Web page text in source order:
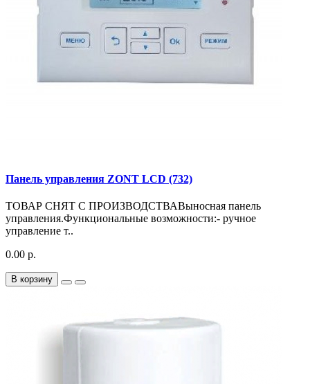
Панель управления ZONT LCD (732)
ТОВАР СНЯТ С ПРОИЗВОДСТВАВыносная панель
управления.Функциональные возможности:- ручное
управление т..
0.00 р.
В корзину